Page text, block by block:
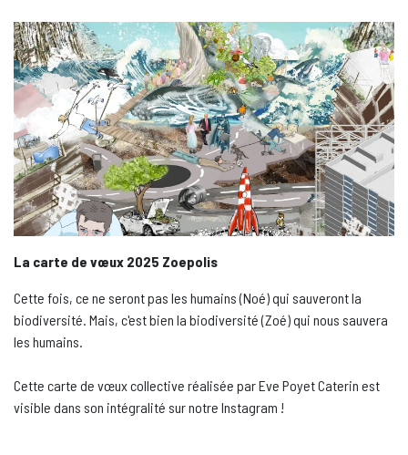
La carte de vœux 2025 Zoepolis
Cette fois, ce ne seront pas les humains (Noé) qui sauveront la
biodiversité. Mais, c'est bien la biodiversité (Zoé) qui nous sauvera
les humains.
Cette carte de vœux collective réalisée par Eve Poyet Caterin est
visible dans son intégralité sur notre Instagram !